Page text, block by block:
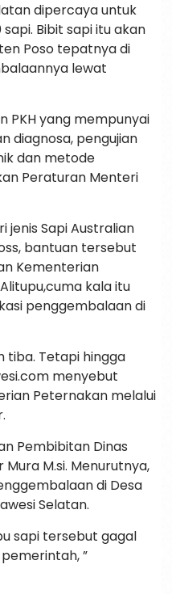
dipercaya untuk
Bibit sapi itu akan
Poso tepatnya di
lewat
PKH yang mempunyai
diagnosa, pengujian
dan metode
Peraturan Menteri
jenis Sapi Australian
bantuan tersebut
Kementerian
kala itu
penggembalaan di
tiba. Tetapi hingga
menyebut
Peternakan melalui
Pembibitan Dinas
M.si. Menurutnya,
di Desa
Selatan.
sapi tersebut gagal
”